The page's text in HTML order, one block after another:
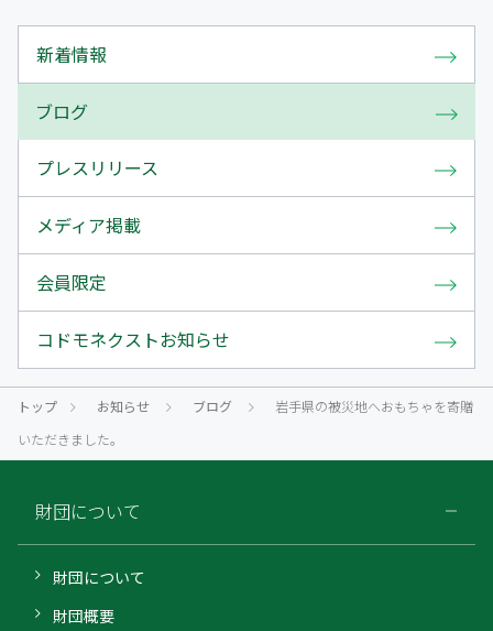
新着情報
ブログ
プレスリリース
メディア掲載
会員限定
コドモネクストお知らせ
トップ お知らせ ブログ
岩手県の被災地へおもちゃを寄贈
いただきました。
財団について
財団について
財団概要